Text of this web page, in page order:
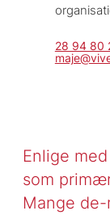
28 94 80
Enlige
som
Mange